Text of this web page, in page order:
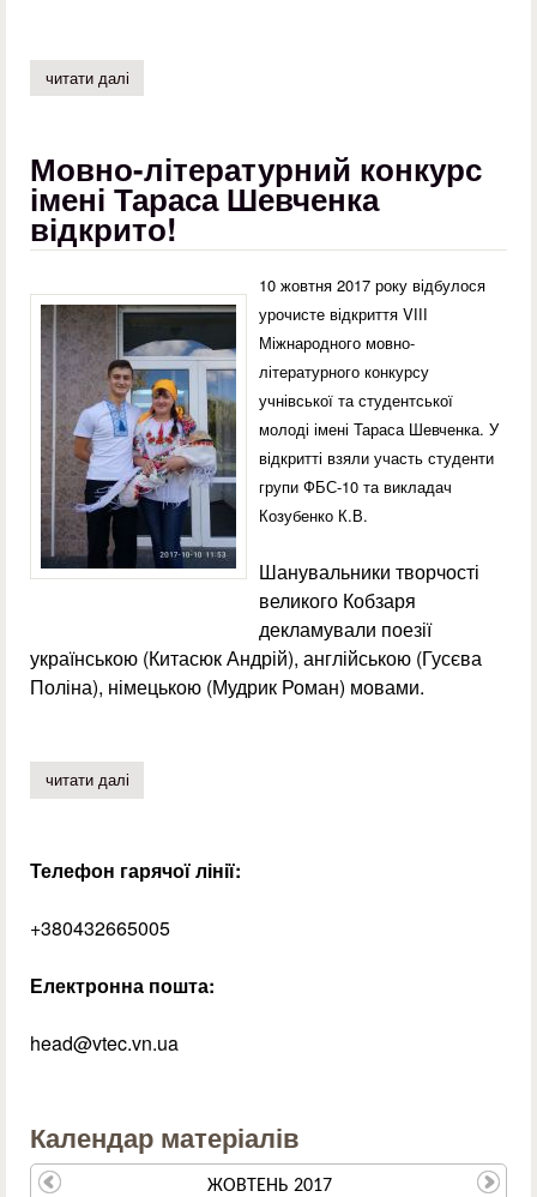
читати далі
Мовно-літературний конкурс
імені Тараса Шевченка
відкрито!
10 жовтня 2017 року відбулося
урочисте відкриття VІІІ
Міжнародного мовно-
літературного конкурсу
учнівської та студентської
молоді імені Тараса Шевченка. У
відкритті взяли участь студенти
групи ФБС-10 та викладач
Козубенко К.В.
Шанувальники творчості
великого Кобзаря
декламували поезії
українською (Китасюк Андрій), англійською (Гусєва
Поліна), німецькою (Мудрик Роман) мовами.
читати далі
Телефон гарячої лінії:
+380432665005
Електронна пошта:
head@vtec.vn.ua
Календар матеріалів
ЖОВТЕНЬ 2017